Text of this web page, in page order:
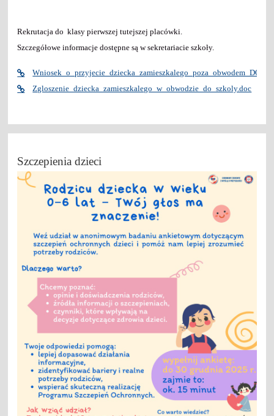
Rekrutacja do klasy pierwszej tutejszej placówki.
Szczegółowe informacje dostępne są w sekretariacie szkoły.
Zgloszenie_dziecka_zamieszkalego_w_obwodzie_do_szkoly.doc
Szczepienia dzieci